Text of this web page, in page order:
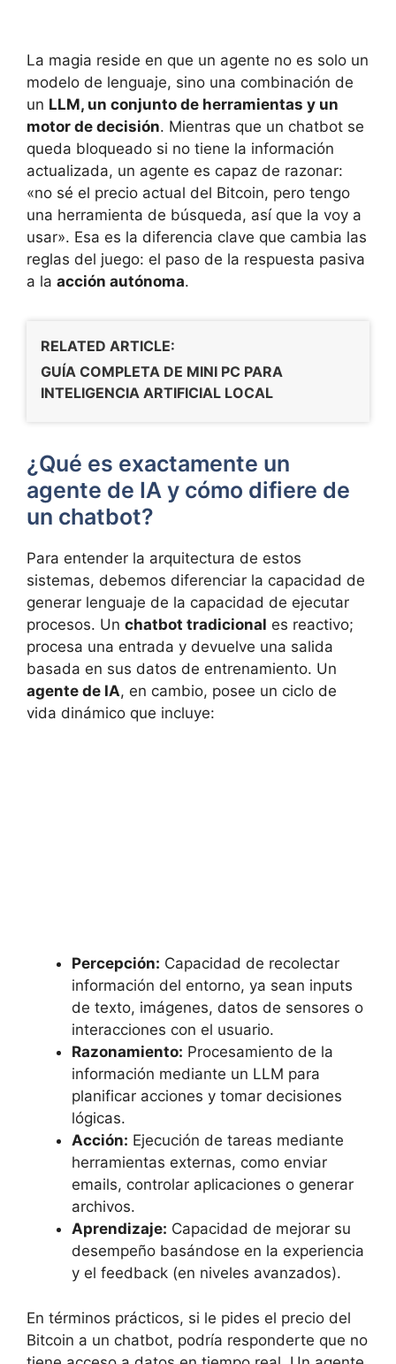
La magia reside en que un agente no es solo un
modelo de lenguaje, sino una combinación de
un LLM, un conjunto de herramientas y un
motor de decisión. Mientras que un chatbot se
queda bloqueado si no tiene la información
actualizada, un agente es capaz de razonar:
«no sé el precio actual del Bitcoin, pero tengo
una herramienta de búsqueda, así que la voy a
usar». Esa es la diferencia clave que cambia las
reglas del juego: el paso de la respuesta pasiva
a la acción autónoma.
RELATED ARTICLE:
GUÍA COMPLETA DE MINI PC PARA
INTELIGENCIA ARTIFICIAL LOCAL
¿Qué es exactamente un
agente de IA y cómo difiere de
un chatbot?
Para entender la arquitectura de estos
sistemas, debemos diferenciar la capacidad de
generar lenguaje de la capacidad de ejecutar
procesos. Un chatbot tradicional es reactivo;
procesa una entrada y devuelve una salida
basada en sus datos de entrenamiento. Un
agente de IA, en cambio, posee un ciclo de
vida dinámico que incluye:
Percepción: Capacidad de recolectar
información del entorno, ya sean inputs
de texto, imágenes, datos de sensores o
interacciones con el usuario.
Razonamiento: Procesamiento de la
información mediante un LLM para
planificar acciones y tomar decisiones
lógicas.
Acción: Ejecución de tareas mediante
herramientas externas, como enviar
emails, controlar aplicaciones o generar
archivos.
Aprendizaje: Capacidad de mejorar su
desempeño basándose en la experiencia
y el feedback (en niveles avanzados).
En términos prácticos, si le pides el precio del
Bitcoin a un chatbot, podría responderte que no